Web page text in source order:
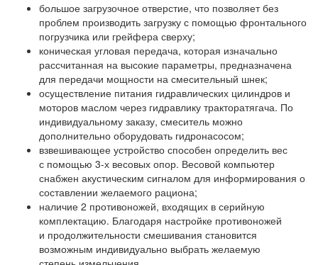
большое загрузочное отверстие, что позволяет без
проблем производить загрузку с помощью фронтального
погрузчика или грейфера сверху;
коническая угловая передача, которая изначально
рассчитанная на высокие параметры, предназначена
для передачи мощности на смесительный шнек;
осуществление питания гидравлических цилиндров и
моторов маслом через гидравлику тракторатягача. По
индивидуальному заказу, смеситель можно
дополнительно оборудовать гидронасосом;
взвешивающее устройство способен определить вес
с помощью 3-х весовых опор. Весовой компьютер
снабжен акустическим сигналом для информирования о
составлении желаемого рациона;
наличие 2 противоножей, входящих в серийную
комплектацию. Благодаря настройке противоножей
и продолжительности смешивания становится
возможным индивидуально выбрать желаемую